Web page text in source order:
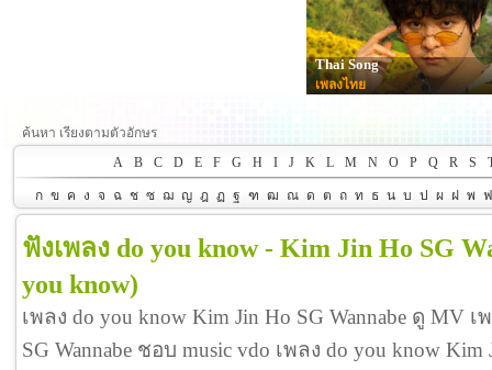
Thai Song
เพลงไทย
ค้นหา เรียงตามตัวอักษร
A
B C D E F G H I J K L M N O P Q R S
ก ข ค ง จ ฉ ช ซ ฌ ญ ฎ ฏ ฐ ฑ ฒ ณ ด ต ถ ท ธ น บ ป ผ ฝ พ ฟ
ฟังเพลง do you know - Kim Jin Ho SG
you know)
เพลง do you know Kim Jin Ho SG Wannabe ดู MV
SG Wannabe ชอบ music vdo เพลง do you know Kim